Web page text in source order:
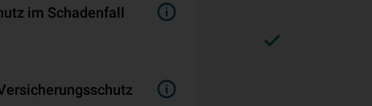
im Schadenfall